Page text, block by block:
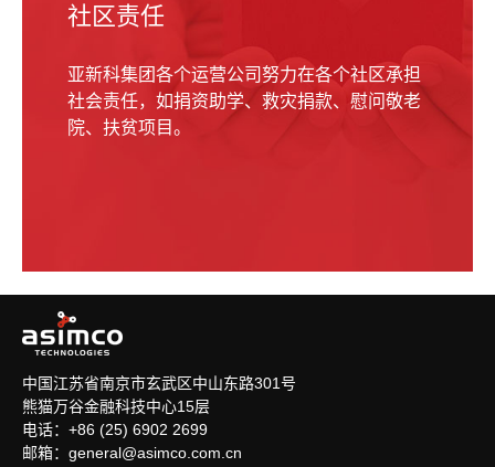
社区责任
亚新科集团各个运营公司努力在各个社区承担
社会责任，如捐资助学、救灾捐款、慰问敬老
院、扶贫项目。
中国江苏省南京市玄武区中山东路301号
熊猫万谷金融科技中心15层
电话：+86 (25) 6902 2699
邮箱： general@asimco.com.cn